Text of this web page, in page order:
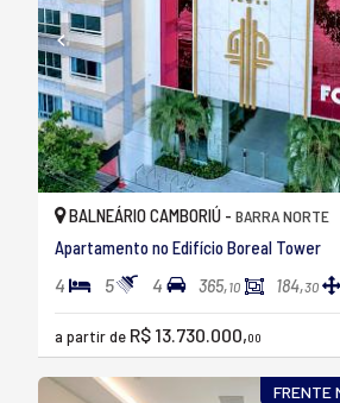
BALNEÁRIO CAMBORIÚ - BARRA NORTE
Apartamento no Edifício Boreal Tower
4 5 4 365,10 184,30
a partir de R$ 13.730.000,00
FRENTE